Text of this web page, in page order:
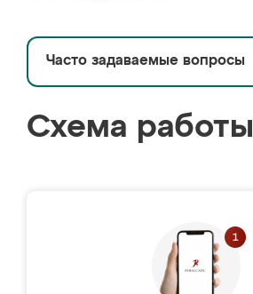
Часто задаваемые вопросы
Схема работы